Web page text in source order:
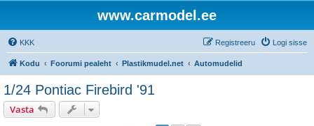
www.carmodel.ee
KKK Logi sisse
Registreeru
Kodu Foorumi pealeht Plastikmudel.net Automudelid
1/24 Pontiac Firebird '91
Vasta